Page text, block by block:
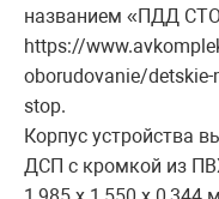
названием «ПДД
https://
oborudovanie/
stop.
Корпус устройства
ДСП с кромкой из